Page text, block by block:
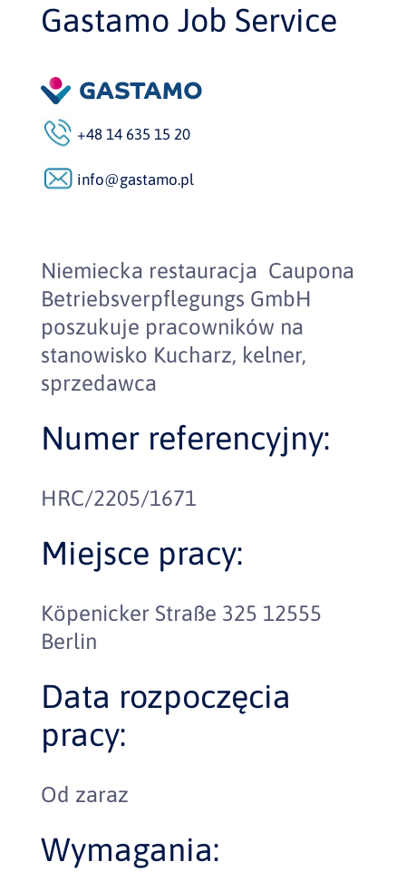
Gastamo Job Service
+48 14 635 15 20
info@gastamo.pl
Niemiecka restauracja Caupona
Betriebsverpflegungs GmbH
poszukuje pracowników na
stanowisko Kucharz, kelner,
sprzedawca
Numer referencyjny:
HRC/2205/1671
Miejsce pracy:
Köpenicker Straße 325 12555
Berlin
Data rozpoczęcia
pracy:
Od zaraz
Wymagania: